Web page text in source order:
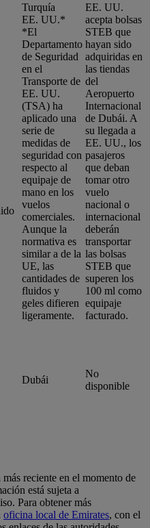
Turquía
EE. UU.*
*El
Departamento
de Seguridad
en el
Transporte de
EE. UU.
(TSA) ha
aplicado una
serie de
medidas de
seguridad con
respecto al
equipaje de
mano en los
vuelos
comerciales.
Aunque la
normativa es
similar a de la
UE, las
cantidades de
fluidos y
geles difieren
ligeramente.
EE. UU.
acepta bolsas
STEB que
hayan sido
adquiridas en
las tiendas
del
Aeropuerto
Internacional
de Dubái. A
su llegada a
EE. UU., los
pasajeros
que deban
tomar otro
vuelo
nacional o
internacional
deberán
transportar
las bolsas
STEB que
superen los
100 ml como
equipaje
facturado.
Dubái
No
disponible
reciente en el momento de
está sujeta a
Para obtener más
oficina local de Emirates, con el